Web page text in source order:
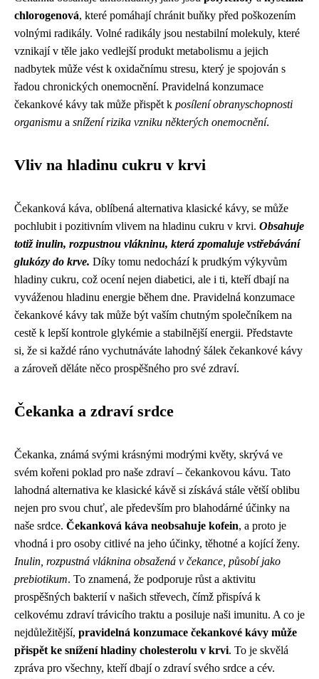
chlorogenová, které pomáhají chránit buňky před poškozením
volnými radikály. Volné radikály jsou nestabilní molekuly, které
vznikají v těle jako vedlejší produkt metabolismu a jejich
nadbytek může vést k oxidačnímu stresu, který je spojován s
řadou chronických onemocnění. Pravidelná konzumace
čekankové kávy tak může přispět k posílení obranyschopnosti
organismu a snížení rizika vzniku některých onemocnění.
Vliv na hladinu cukru v krvi
Čekanková káva, oblíbená alternativa klasické kávy, se může
pochlubit i pozitivním vlivem na hladinu cukru v krvi. Obsahuje
totiž inulin, rozpustnou vlákninu, která zpomaluje vstřebávání
glukózy do krve. Díky tomu nedochází k prudkým výkyvům
hladiny cukru, což ocení nejen diabetici, ale i ti, kteří dbají na
vyváženou hladinu energie během dne. Pravidelná konzumace
čekankové kávy tak může být vaším chutným společníkem na
cestě k lepší kontrole glykémie a stabilnější energii. Představte
si, že si každé ráno vychutnáváte lahodný šálek čekankové kávy
a zároveň děláte něco prospěšného pro své zdraví.
Čekanka a zdraví srdce
Čekanka, známá svými krásnými modrými květy, skrývá ve
svém kořeni poklad pro naše zdraví – čekankovou kávu. Tato
lahodná alternativa ke klasické kávě si získává stále větší oblibu
nejen pro svou chuť, ale především pro blahodárné účinky na
naše srdce. Čekanková káva neobsahuje kofein, a proto je
vhodná i pro osoby citlivé na jeho účinky, těhotné a kojící ženy.
Inulin, rozpustná vláknina obsažená v čekance, působí jako
prebiotikum. To znamená, že podporuje růst a aktivitu
prospěšných bakterií v našich střevech, čímž přispívá k
celkovému zdraví trávicího traktu a posiluje naši imunitu. A co je
nejdůležitější, pravidelná konzumace čekankové kávy může
přispět ke snížení hladiny cholesterolu v krvi. To je skvělá
zpráva pro všechny, kteří dbají o zdraví svého srdce a cév.